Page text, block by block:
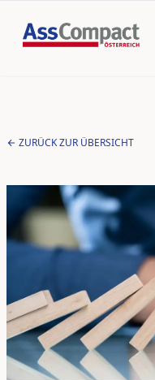
ZURÜCK ZUR ÜBERSICHT